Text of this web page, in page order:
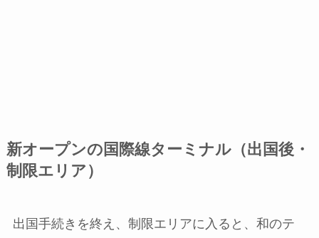
新オープンの国際線ターミナル（出国後・
制限エリア）
出国手続きを終え、制限エリアに入ると、和のテ